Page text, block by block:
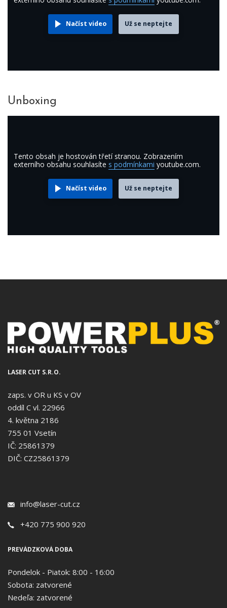
Načíst video Už se neptejte
Unboxing
Tento obsah je hostován třetí stranou. Zobrazením
externího obsahu souhlasíte s podmínkami youtube.com.
Načíst video Už se neptejte
LASER CUT S.R.O.
zaps. v OR u KS v OV
oddíl C vl. 22966
4. května 2186
755 01 Vsetín
IČ: 25861379
DIČ: CZ25861379
info@laser-cut.cz
+420 775 900 920
PREVÁDZKOVÁ DOBA
Pondelok - Piatok: 8:00 - 16:00
Sobota: zatvorené
Nedeľa: zatvorené